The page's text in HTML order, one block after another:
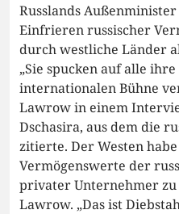
Russlands
Einfrieren russischer
durch westliche Länder
„Sie spucken auf alle
internationalen Bühne
Lawrow in einem
Dschasira, aus dem die
zitierte. Der Westen
Vermögenswerte der
privater Unternehmer zu
Lawrow. „Das ist